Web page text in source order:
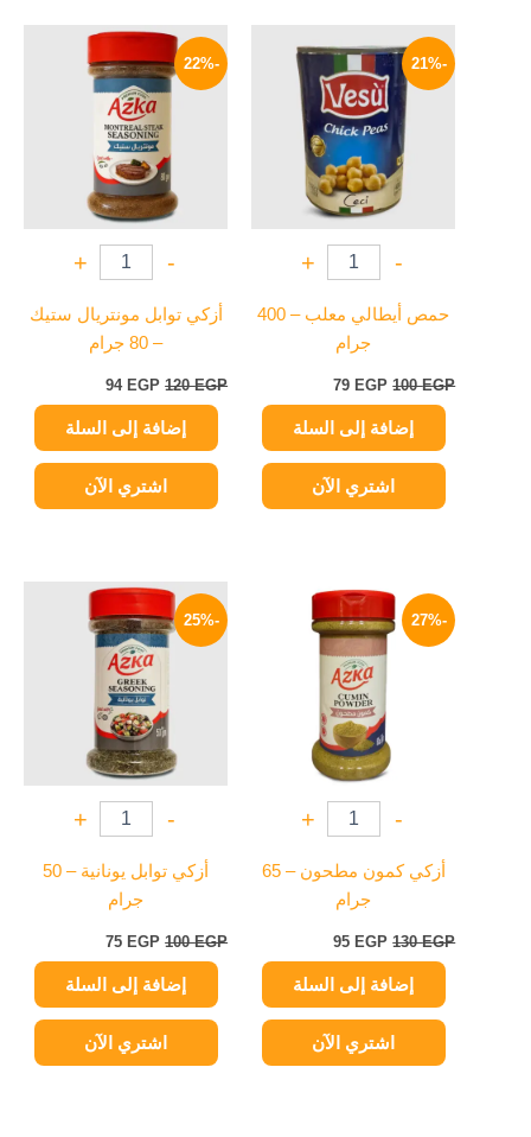
-21%
-
+
حمص أيطالي معلب – 400
جرام
100EGP
الأصلي
هو:
100 EGP.
79 EGP
الحالي
هو:
79 EGP.
إضافة إلى السلة
اشتري الآن
-22%
-
+
أزكي توابل مونتريال ستيك
– 80 جرام
120EGP
السعر
هو:
120 EGP.
94 EGP
السعر
هو:
94 EGP.
إضافة إلى السلة
اشتري الآن
-27%
-
+
أزكي كمون مطحون – 65
جرام
130EGP
السعر
الأصلي
هو:
130 EGP.
95 EGP
السعر
هو:
95 EGP.
إضافة إلى السلة
اشتري الآن
-25%
-
+
أزكي توابل يونانية – 50
جرام
100EGP
السعر
الأصلي
هو:
100 EGP.
75 EGP
السعر
الحالي
هو:
75 EGP.
إضافة إلى السلة
اشتري الآن